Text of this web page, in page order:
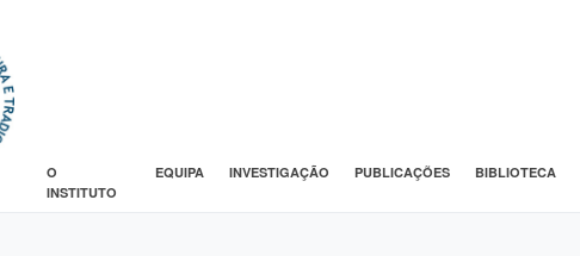
O
INSTITUTO
EQUIPA INVESTIGAÇÃO PUBLICAÇÕES BIBLIOTECA